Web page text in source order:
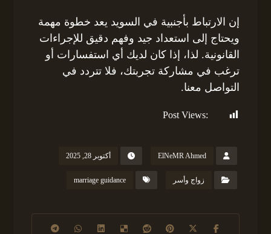
إن الارتباط بأجنبية في السويد يعد خطوة مهمة
ويحتاج إلى استعداد جيد وفهم دقيق للإجراءات
القانونية. لذا، إذا كان لديك أي استفسارات أو
ترغب في مشاركة تجربتك، فلا تتردد في
التواصل معنا.
Post Views:
ElNeMR Ahmed أكتوبر 28, 2025
زواج وأسر marriage guidance